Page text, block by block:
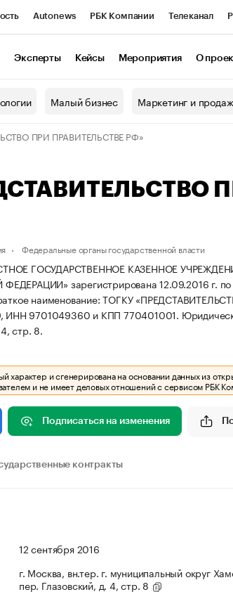
Autonews РБК Компании Телеканал
Эксперты Кейсы Мероприятия О
Малый бизнес Маркетинг и
ПРИ ПРАВИТЕЛЬСТВЕ РФ»
Федеральные органы государственной власти
ГОСУДАРСТВЕННОЕ КАЗЕННОЕ
зарегистрирована 12.09.2016 г. по
наименование: ТОГКУ
ИНН 9701049360 и КПП 770401001.
стр. 8.
характер и сгенерирована на основании данных из
и не имеет деловых отношений с сервисом РБК
Подписаться на изменения
контракты
12 сентября 2016
г. Москва, вн.тер. г. муниципальный округ
пер. Глазовский, д. 4, стр. 8